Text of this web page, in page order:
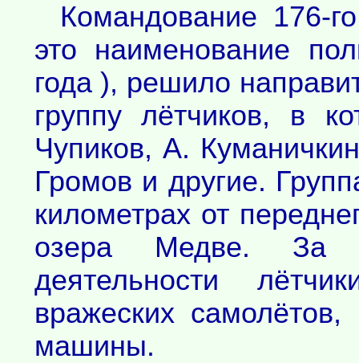
Командование 176-
это наименование
года ), решило
группу лётчиков, в
Чупиков, А.
Громов и другие.
километрах от
озера Медве. За
деятельности
вражеских
машины.